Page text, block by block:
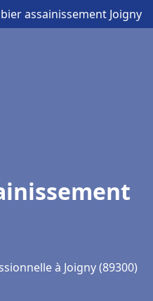
assainissement Joigny
à Joigny (89300)